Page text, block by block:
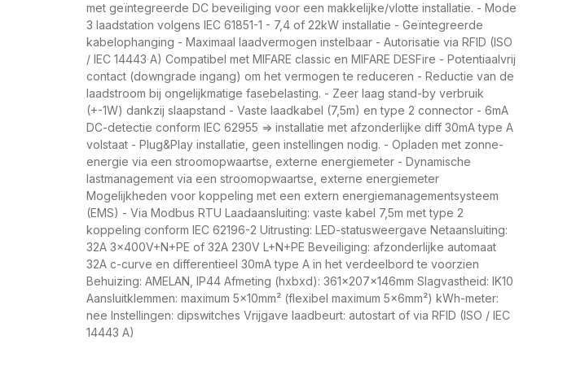
met geïntegreerde DC beveiliging voor een makkelijke/vlotte installatie. - Mode
3 laadstation volgens IEC 61851-1 - 7,4 of 22kW installatie - Geïntegreerde
kabelophanging - Maximaal laadvermogen instelbaar - Autorisatie via RFID (ISO
/ IEC 14443 A) Compatibel met MIFARE classic en MIFARE DESFire - Potentiaalvrij
contact (downgrade ingang) om het vermogen te reduceren - Reductie van de
laadstroom bij ongelijkmatige fasebelasting. - Zeer laag stand-by verbruik
(+-1W) dankzij slaapstand - Vaste laadkabel (7,5m) en type 2 connector - 6mA
DC-detectie conform IEC 62955 => installatie met afzonderlijke diff 30mA type A
volstaat - Plug&Play installatie, geen instellingen nodig. - Opladen met zonne-
energie via een stroomopwaartse, externe energiemeter - Dynamische
lastmanagement via een stroomopwaartse, externe energiemeter
Mogelijkheden voor koppeling met een extern energiemanagementsysteem
(EMS) - Via Modbus RTU Laadaansluiting: vaste kabel 7,5m met type 2
koppeling conform IEC 62196-2 Uitrusting: LED-statusweergave Netaansluiting:
32A 3x400V+N+PE of 32A 230V L+N+PE Beveiliging: afzonderlijke automaat
32A c-curve en differentieel 30mA type A in het verdeelbord te voorzien
Behuizing: AMELAN, IP44 Afmeting (hxbxd): 361x207x146mm Slagvastheid: IK10
Aansluitklemmen: maximum 5x10mm² (flexibel maximum 5x6mm²) kWh-meter:
nee Instellingen: dipswitches Vrijgave laadbeurt: autostart of via RFID (ISO / IEC
14443 A)